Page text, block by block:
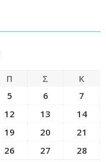
Π Σ
Κ
5 6
7
12 13
14
19 20
21
26 27
28